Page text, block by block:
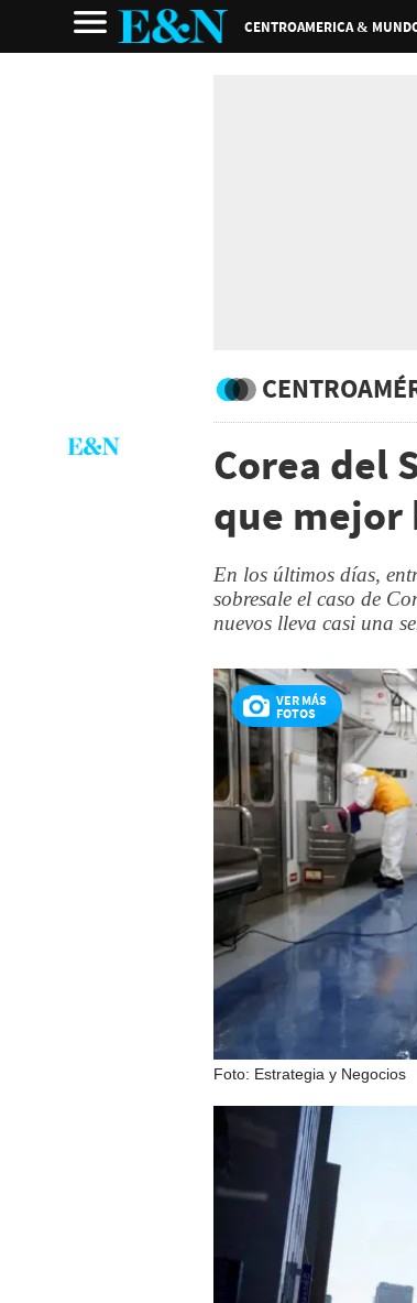
CENTROAMERICA &
Corea del
que mejor
En los últimos días,
sobresale el caso de
nuevos lleva casi una
VER MÁS
FOTOS
Foto: Estrategia y Negocios